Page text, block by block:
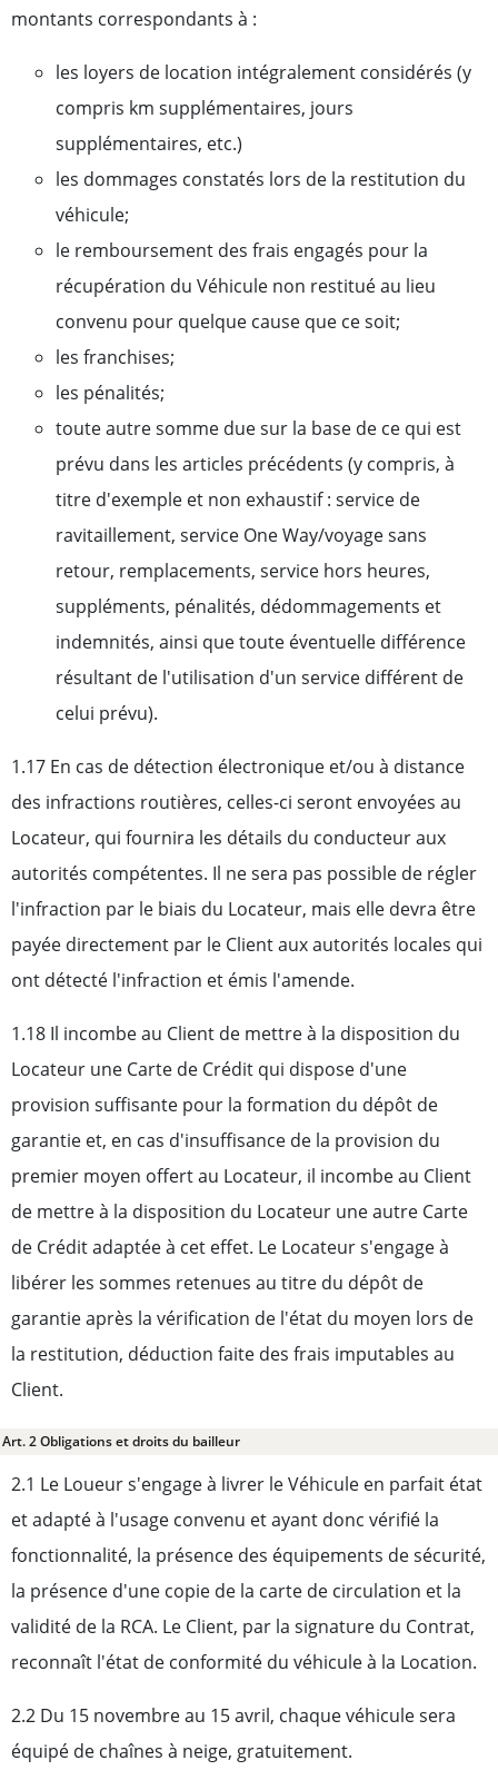
montants correspondants à :
les loyers de location intégralement considérés (y
compris km supplémentaires, jours
supplémentaires, etc.)
les dommages constatés lors de la restitution du
véhicule;
le remboursement des frais engagés pour la
récupération du Véhicule non restitué au lieu
convenu pour quelque cause que ce soit;
les franchises;
les pénalités;
toute autre somme due sur la base de ce qui est
prévu dans les articles précédents (y compris, à
titre d'exemple et non exhaustif : service de
ravitaillement, service One Way/voyage sans
retour, remplacements, service hors heures,
suppléments, pénalités, dédommagements et
indemnités, ainsi que toute éventuelle différence
résultant de l'utilisation d'un service différent de
celui prévu).
1.17 En cas de détection électronique et/ou à distance
des infractions routières, celles-ci seront envoyées au
Locateur, qui fournira les détails du conducteur aux
autorités compétentes. Il ne sera pas possible de régler
l'infraction par le biais du Locateur, mais elle devra être
payée directement par le Client aux autorités locales qui
ont détecté l'infraction et émis l'amende.
1.18 Il incombe au Client de mettre à la disposition du
Locateur une Carte de Crédit qui dispose d'une
provision suffisante pour la formation du dépôt de
garantie et, en cas d'insuffisance de la provision du
premier moyen offert au Locateur, il incombe au Client
de mettre à la disposition du Locateur une autre Carte
de Crédit adaptée à cet effet. Le Locateur s'engage à
libérer les sommes retenues au titre du dépôt de
garantie après la vérification de l'état du moyen lors de
la restitution, déduction faite des frais imputables au
Client.
Art. 2 Obligations et droits du bailleur
2.1 Le Loueur s'engage à livrer le Véhicule en parfait état
et adapté à l'usage convenu et ayant donc vérifié la
fonctionnalité, la présence des équipements de sécurité,
la présence d'une copie de la carte de circulation et la
validité de la RCA. Le Client, par la signature du Contrat,
reconnaît l'état de conformité du véhicule à la Location.
2.2 Du 15 novembre au 15 avril, chaque véhicule sera
équipé de chaînes à neige, gratuitement.